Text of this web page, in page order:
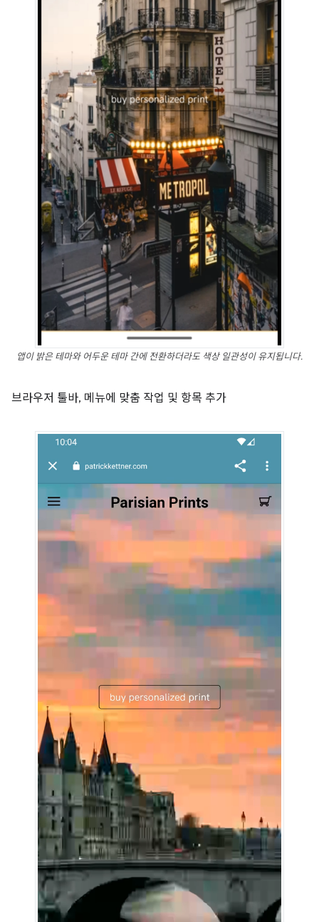
앱이 밝은 테마와 어두운 테마 간에 전환하더라도 색상 일관성이 유지됩니다.
브라우저 툴바, 메뉴에 맞춤 작업 및 항목 추가